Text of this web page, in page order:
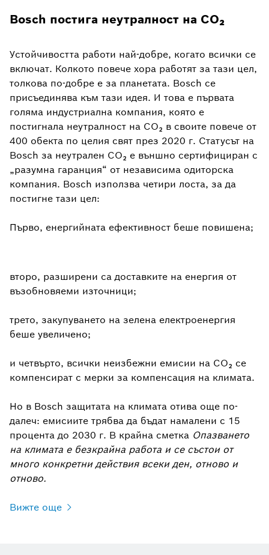
Bosch постига неутралност на CO₂
Устойчивостта работи най-добре, когато всички се
включат. Колкото повече хора работят за тази цел,
толкова по-добре е за планетата. Bosch се
присъединява към тази идея. И това е първата
голяма индустриална компания, която е
постигнала неутралност на CO₂ в своите повече от
400 обекта по целия свят през 2020 г. Статусът на
Bosch за неутрален CO₂ е външно сертифициран с
„разумна гаранция“ от независима одиторска
компания. Bosch използва четири лоста, за да
постигне тази цел:
Първо, енергийната ефективност беше повишена;
второ, разширени са доставките на енергия от
възобновяеми източници;
трето, закупуването на зелена електроенергия
беше увеличено;
и четвърто, всички неизбежни емисии на CO₂ се
компенсират с мерки за компенсация на климата.
Но в Bosch защитата на климата отива още по-
далеч: емисиите трябва да бъдат намалени с 15
процента до 2030 г. В крайна сметка Опазването
на климата е безкрайна работа и се състои от
много конкретни действия всеки ден, отново и
отново.
Вижте още